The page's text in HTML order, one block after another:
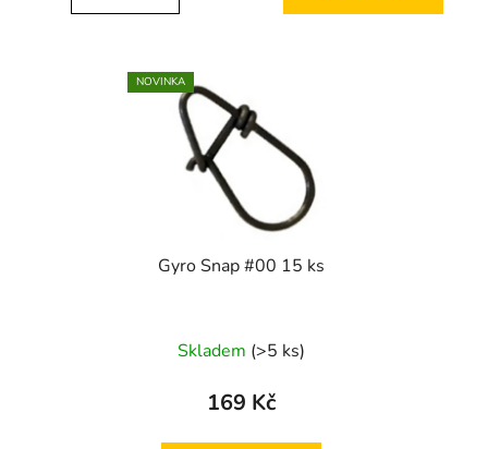
NOVINKA
Gyro Snap #00 15 ks
Skladem (>5 ks)
169 Kč